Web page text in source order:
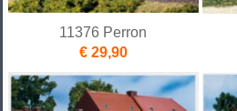
11376 Perron
€ 29,90